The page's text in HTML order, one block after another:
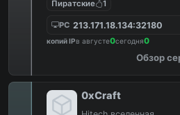
Пиратские
1
PC 213.171.18.134:32180
копий IPв августе0сегодня0
Обзор
0xCraft